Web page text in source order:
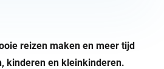
reizen maken en meer tijd
kinderen en kleinkinderen.